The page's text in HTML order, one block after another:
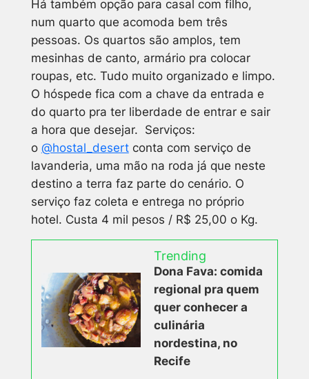
Há também opção para casal com filho,
num quarto que acomoda bem três
pessoas. Os quartos são amplos, tem
mesinhas de canto, armário pra colocar
roupas, etc. Tudo muito organizado e limpo.
O hóspede fica com a chave da entrada e
do quarto pra ter liberdade de entrar e sair
a hora que desejar. Serviços:
o @hostal_desertconta com serviço de
lavanderia, uma mão na roda já que neste
destino a terra faz parte do cenário. O
serviço faz coleta e entrega no próprio
hotel. Custa 4 mil pesos / R$ 25,00 o Kg.
Trending
Dona Fava: comida
regional pra quem
quer conhecer a
culinária
nordestina, no
Recife